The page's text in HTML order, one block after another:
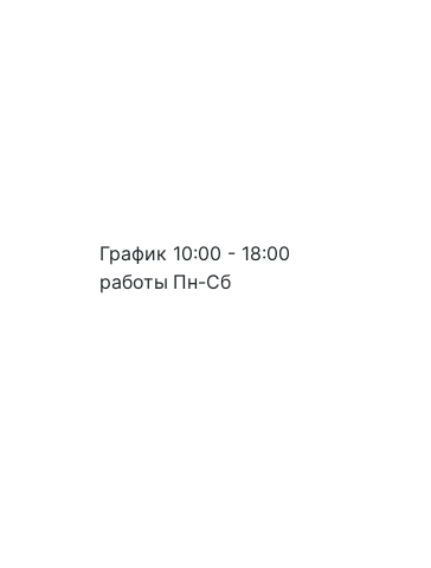
График
работы
10:00 - 18:00
Пн-Сб